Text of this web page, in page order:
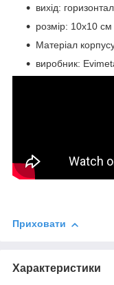
вихід:
розмір: 10х10 см
Матеріал
виробник:
Приховати
Характеристики